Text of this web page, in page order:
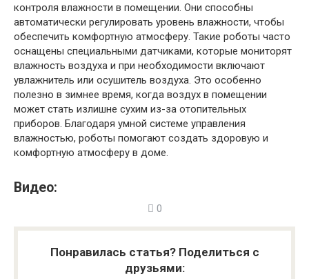
контроля влажности в помещении. Они способны
автоматически регулировать уровень влажности, чтобы
обеспечить комфортную атмосферу. Такие роботы часто
оснащены специальными датчиками, которые мониторят
влажность воздуха и при необходимости включают
увлажнитель или осушитель воздуха. Это особенно
полезно в зимнее время, когда воздух в помещении
может стать излишне сухим из-за отопительных
приборов. Благодаря умной системе управления
влажностью, роботы помогают создать здоровую и
комфортную атмосферу в доме.
Видео:
0
Понравилась статья? Поделиться с
друзьями: